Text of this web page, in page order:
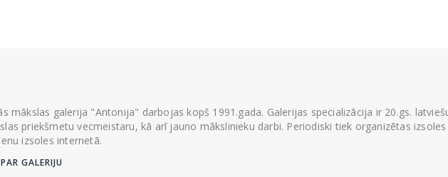
mākslas galerija "Antonija" darbojas kopš 1991.gada. Galerijas specializācija ir 20.gs.
priekšmetu vecmeistaru, kā arī jauno mākslinieku darbi. Periodiski tiek organizētas
izsoles internetā.
GALERIJU